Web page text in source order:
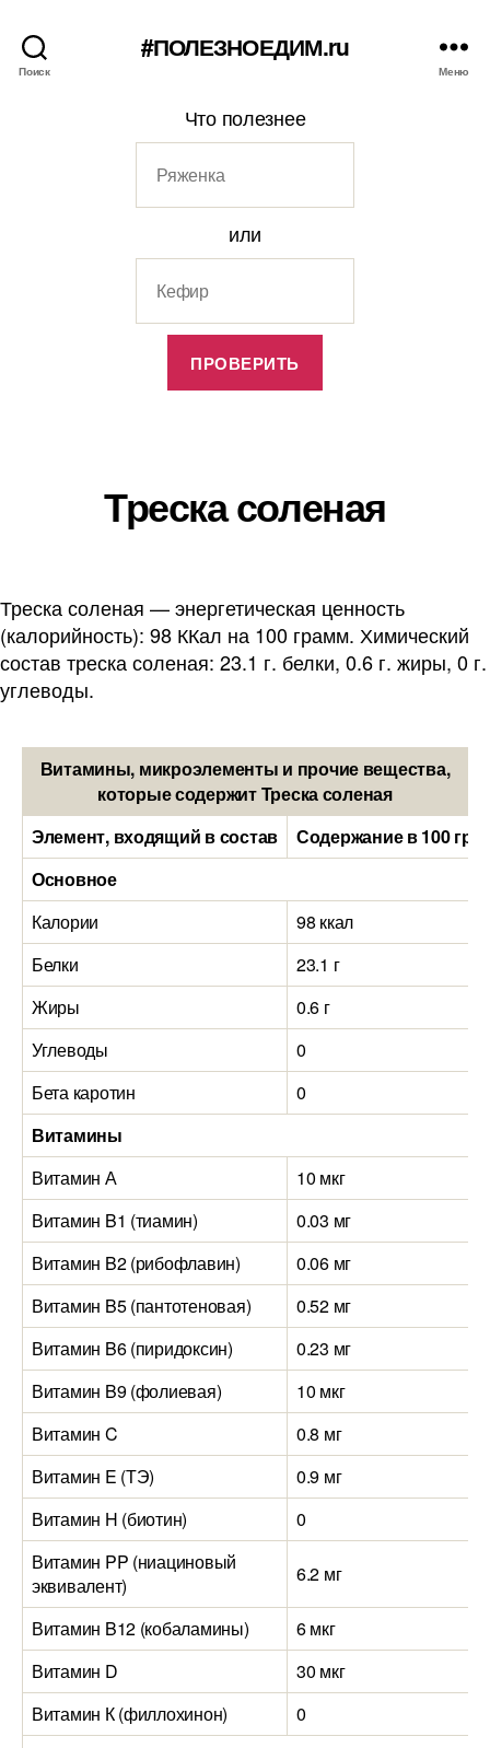
Поиск
#ПОЛЕЗНОЕДИМ.ru
Меню
Что полезнее
или
Треска соленая
Треска соленая — энергетическая ценность
(калорийность): 98 ККал на 100 грамм. Химический
состав треска соленая: 23.1 г. белки, 0.6 г. жиры, 0 г.
углеводы.
Витамины, микроэлементы и прочие вещества,
которые содержит Треска соленая
Элемент, входящий в состав
Содержание в 100
Основное
Калории
98 ккал
Белки
23.1 г
Жиры
0.6 г
Углеводы
0
Бета каротин
0
Витамины
Витамин А
10 мкг
Витамин B1 (тиамин)
0.03 мг
Витамин B2 (рибофлавин)
0.06 мг
Витамин B5 (пантотеновая)
0.52 мг
Витамин B6 (пиридоксин)
0.23 мг
Витамин B9 (фолиевая)
10 мкг
Витамин C
0.8 мг
Витамин E (ТЭ)
0.9 мг
Витамин H (биотин)
0
Витамин PP (ниациновый
эквивалент)
6.2 мг
Витамин B12 (кобаламины)
6 мкг
Витамин D
30 мкг
Витамин К (филлохинон)
0